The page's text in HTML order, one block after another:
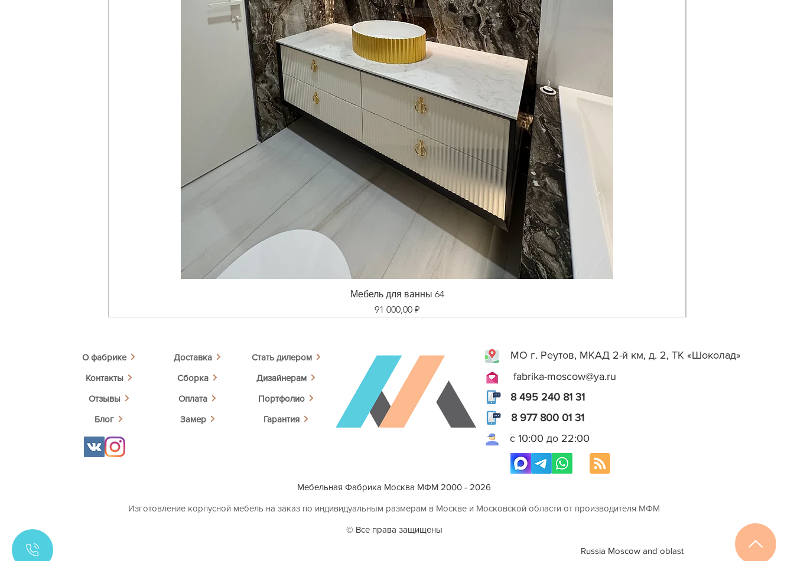
Мебель для ванны 64
Цена
91 000,00 ₽
О фабрике
Контакты
Отзывы
Блог
Доставка
Сборка
Оплата
Замер
Стать дилером
Дизайнерам
Портфолио
Гарантия
МО г. Реутов, МКАД 2-й км, д. 2, ТК «Шоколад»
fabrika-moscow@ya.ru
8 495 240 81 31
8 977 800 01 31
с 10:00 до 22:00
Мебельная Фабрика Москва МФМ 2000 - 2026
Изготовление корпусной мебель на заказ по индивидуальным размерам в Москве и Московской области от производителя МФМ
© Все права защищены
Russia Moscow and oblast